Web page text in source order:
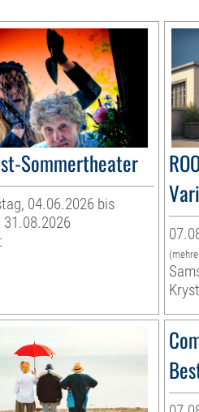
Sommertheater
04.06.2026 bis
31.08.2026